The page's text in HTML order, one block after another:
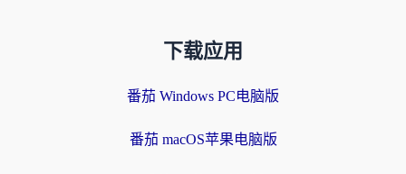
下载应用
番茄 Windows PC电脑版
番茄 macOS苹果电脑版